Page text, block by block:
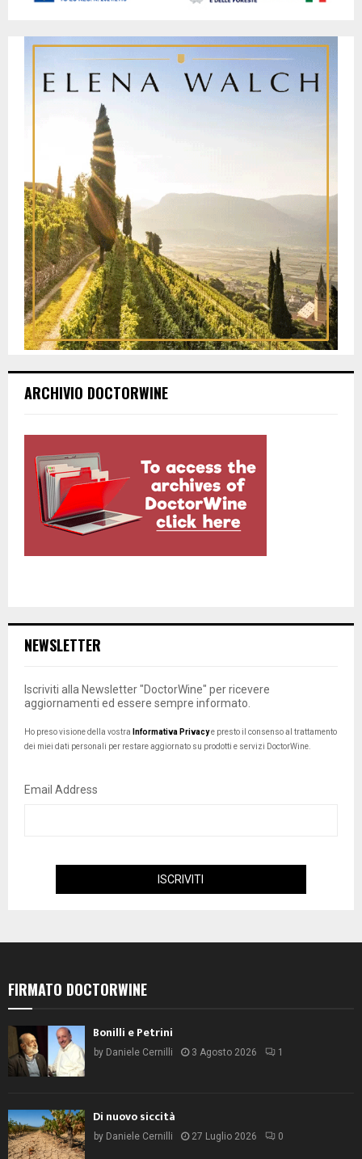
ARCHIVIO DOCTORWINE
NEWSLETTER
Iscriviti alla Newsletter "DoctorWine" per ricevere
aggiornamenti ed essere sempre informato.
Ho preso visione della vostra Informativa Privacye presto il consenso al trattamento
dei miei dati personali per restare aggiornato su prodotti e servizi DoctorWine.
Email Address
FIRMATO DOCTORWINE
Bonilli e Petrini
by Daniele Cernilli 3 Agosto 2026 1
Di nuovo siccità
by Daniele Cernilli 27 Luglio 2026 0